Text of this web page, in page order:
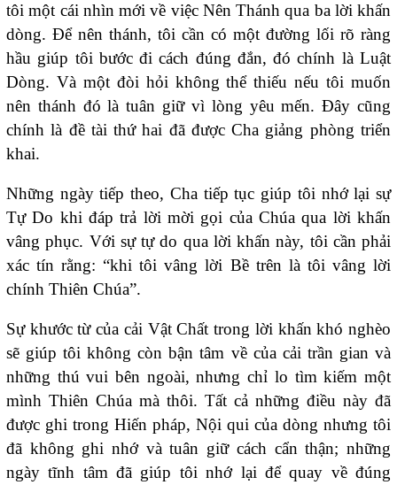
tôi một cái nhìn mới về việc Nên Thánh qua ba lời khấn
dòng. Để nên thánh, tôi cần có một đường lối rõ ràng
hầu giúp tôi bước đi cách đúng đắn, đó chính là Luật
Dòng. Và một đòi hỏi không thể thiếu nếu tôi muốn
nên thánh đó là tuân giữ vì lòng yêu mến. Đây cũng
chính là đề tài thứ hai đã được Cha giảng phòng triển
khai.
Những ngày tiếp theo, Cha tiếp tục giúp tôi nhớ lại sự
Tự Do khi đáp trả lời mời gọi của Chúa qua lời khấn
vâng phục. Với sự tự do qua lời khấn này, tôi cần phải
xác tín rằng: “khi tôi vâng lời Bề trên là tôi vâng lời
chính Thiên Chúa”.
Sự khước từ của cải Vật Chất trong lời khấn khó nghèo
sẽ giúp tôi không còn bận tâm về của cải trần gian và
những thú vui bên ngoài, nhưng chỉ lo tìm kiếm một
mình Thiên Chúa mà thôi. Tất cả những điều này đã
được ghi trong Hiến pháp, Nội qui của dòng nhưng tôi
đã không ghi nhớ và tuân giữ cách cẩn thận; những
ngày tĩnh tâm đã giúp tôi nhớ lại để quay về đúng